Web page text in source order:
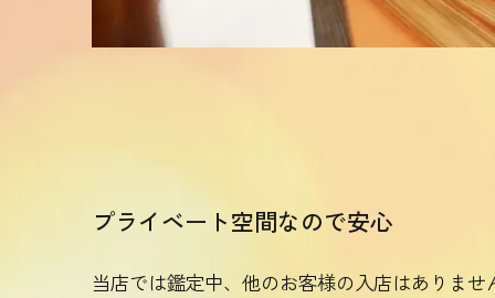
プライベート空間なので安心
当店では鑑定中、他のお客様の入店はありませ